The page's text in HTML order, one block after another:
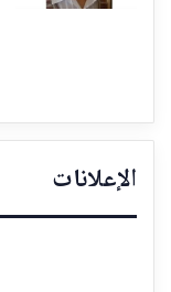
الإعلانات